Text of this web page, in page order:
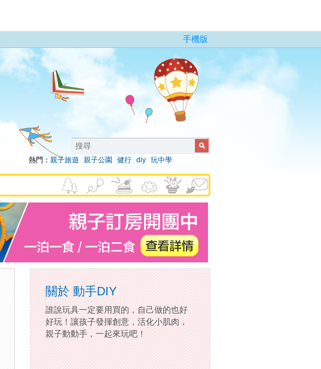
手機版
熱門： 親子旅遊 親子公園 健行 diy 玩中學
關於 動手DIY
誰說玩具一定要用買的，自己做的也好
好玩！讓孩子發揮創意，活化小肌肉，
親子動動手，一起來玩吧！